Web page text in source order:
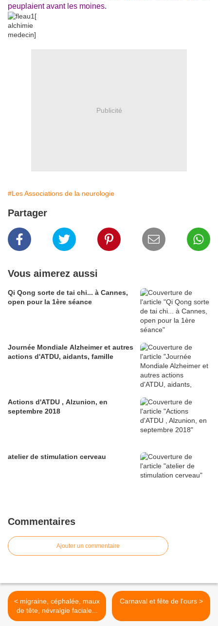
peuplaient avant les moines.
Publicité
#Les Associations de la neurologie
Partager
Vous aimerez aussi
Qi Qong sorte de tai chi... à Cannes,
open pour la 1ère séance
Journée Mondiale Alzheimer et autres
actions d'ATDU, aidants, famille
Actions d'ATDU , Alzunion, en
septembre 2018
atelier de stimulation cerveau
Commentaires
Ajouter un commentaire
< migraine, céphalée, maux
de tête, névralgie faciale...
Carnaval et fête de l'ours >